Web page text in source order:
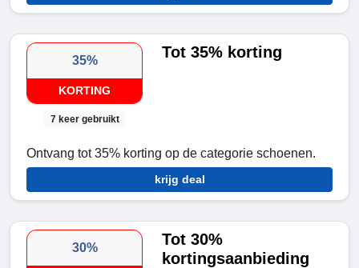
35%
KORTING
7 keer gebruikt
Tot 35% korting
Ontvang tot 35% korting op de categorie schoenen.
krijg deal
30%
Tot 30%
kortingsaanbieding